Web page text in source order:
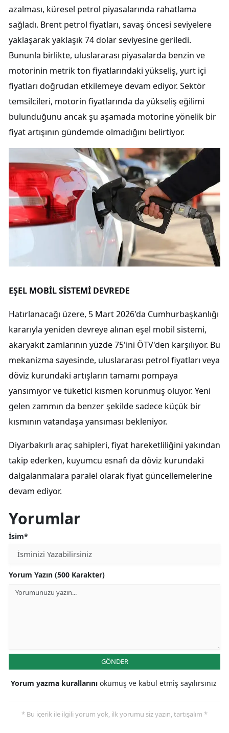
azalması, küresel petrol piyasalarında rahatlama
sağladı. Brent petrol fiyatları, savaş öncesi seviyelere
yaklaşarak yaklaşık 74 dolar seviyesine geriledi.
Bununla birlikte, uluslararası piyasalarda benzin ve
motorinin metrik ton fiyatlarındaki yükseliş, yurt içi
fiyatları doğrudan etkilemeye devam ediyor. Sektör
temsilcileri, motorin fiyatlarında da yükseliş eğilimi
bulunduğunu ancak şu aşamada motorine yönelik bir
fiyat artışının gündemde olmadığını belirtiyor.
EŞEL MOBİL SİSTEMİ DEVREDE
Hatırlanacağı üzere, 5 Mart 2026'da Cumhurbaşkanlığı
kararıyla yeniden devreye alınan eşel mobil sistemi,
akaryakıt zamlarının yüzde 75'ini ÖTV'den karşılıyor. Bu
mekanizma sayesinde, uluslararası petrol fiyatları veya
döviz kurundaki artışların tamamı pompaya
yansımıyor ve tüketici kısmen korunmuş oluyor. Yeni
gelen zammın da benzer şekilde sadece küçük bir
kısmının vatandaşa yansıması bekleniyor.
Diyarbakırlı araç sahipleri, fiyat hareketliliğini yakından
takip ederken, kuyumcu esnafı da döviz kurundaki
dalgalanmalara paralel olarak fiyat güncellemelerine
devam ediyor.
Yorumlar
İsim*
Yorum Yazın (500 Karakter)
GÖNDER
Yorum yazma kurallarını okumuş ve kabul etmiş sayılırsınız
* Bu içerik ile ilgili yorum yok, ilk yorumu siz yazın, tartışalım *